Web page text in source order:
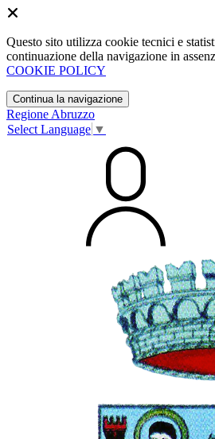
Questo sito utilizza cookie tecnici e
continuazione della navigazione in
COOKIE POLICY
Continua la navigazione
Regione Abruzzo
Select Language ▼